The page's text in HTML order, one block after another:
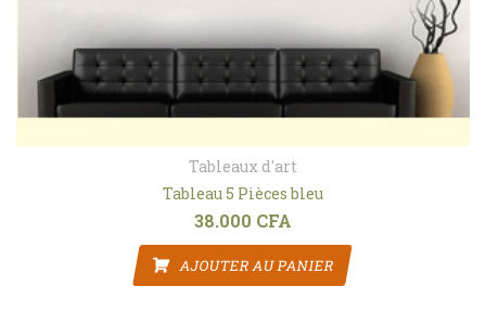
Tableaux d'art
Tableau 5 Pièces bleu
38.000 CFA
AJOUTER AU PANIER